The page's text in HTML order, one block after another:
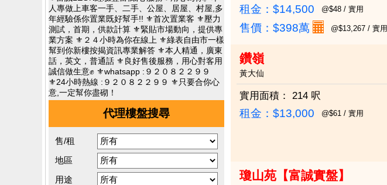
人專做上車客一手、二手、公屋、居屋、村屋,多
年經驗係你置業既好幫手!! ⚜️首次置業客 ⚜️壓力
測試，首期，供款計算 ⚜️緊貼市場動向，提供專
業方案 ⚜️２４小時為你在線上 ⚜️綠表自由市一樣
幫到你新樓按揭資訊專業解答 ⚜️本人精通，廣東
話，英文，普通話 ⚜️良好售後服務，用心對客用
誠信做生意✊ ⚜️whatsapp :９２０８２２９９
⚜️24小時熱線 :９２０８２２９９ ⚜️只要合你心
意,一定幫你盡砌！
代理樓盤搜尋
售/租
地區
用途
租金：$14,500 @$48 / 實用
售價： $398萬 @$13,267 / 實用
鑽嶺
黃大仙
實用面積： 214 呎
租金：$13,000 @$61 / 實用
瓊山苑【富誠實盤】